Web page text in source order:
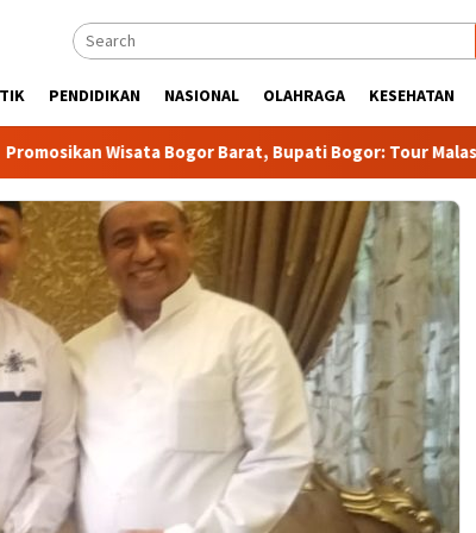
PENDIDIKAN NASIONAL OLAHRAGA KESEHATAN
Wisata Bogor Barat, Bupati Bogor: Tour Malasari